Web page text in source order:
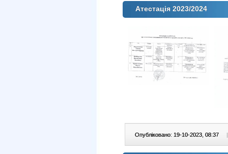
Атестація 2023/2024
Опубліковано: 19-10-2023, 08:37 |